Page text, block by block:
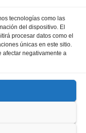
tecnologías como las
del dispositivo. El
procesar datos como el
únicas en este sitio.
afectar negativamente a